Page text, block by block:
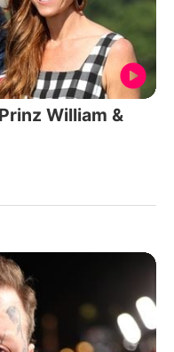
William &